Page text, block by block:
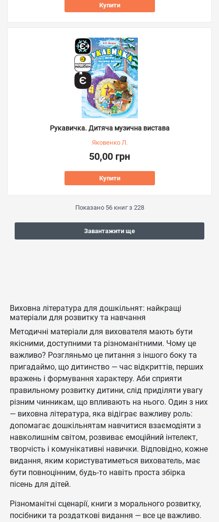
Купити
Рукавичка. Дитяча музична вистава
Яковенко Л.
50,00 грн
Купити
Показано 56книг з 228
Завантажити ще
Виховна література для дошкільнят: найкращі
матеріали для розвитку та навчання
Методичні матеріали для вихователя мають бути
якісними, доступними та різноманітними. Чому це
важливо? Розгляньмо це питання з іншого боку та
пригадаймо, що дитинство — час відкриттів, перших
вражень і формування характеру. Аби сприяти
правильному розвитку дитини, слід приділяти увагу
різним чинникам, що впливають на нього. Один з них
— виховна література, яка відіграє важливу роль:
допомагає дошкільнятам навчитися взаємодіяти з
навколишнім світом, розвиває емоційний інтелект,
творчість і комунікативні навички. Відповідно, кожне
видання, яким користуватиметься вихователь, має
бути повноцінним, будь-то навіть проста збірка
пісень для дітей.
Різноманітні сценарії, книги з морального розвитку,
посібники та роздаткові видання — все це важливо.